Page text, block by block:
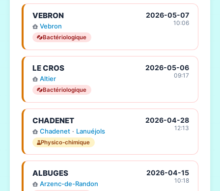
VEBRON
Vebron
Bactériologique
2026-05-07
10:06
LE CROS
Altier
Bactériologique
2026-05-06
09:17
CHADENET
Chadenet· Lanuéjols
Physico-chimique
2026-04-28
12:13
ALBUGES
Arzenc-de-Randon
2026-04-15
10:18